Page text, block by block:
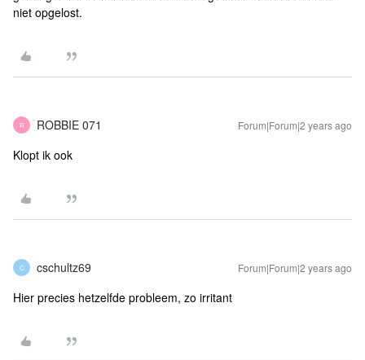
niet opgelost.
R ROBBIE 071 Forum|Forum|2 years ago
Klopt ik ook
C cschultz69 Forum|Forum|2 years ago
Hier precies hetzelfde probleem, zo irritant